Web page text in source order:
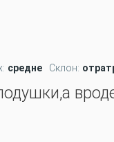
средне Склон: